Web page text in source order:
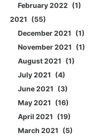
February 2022
1
2021
55
December 2021
1
November 2021
1
August 2021
1
July 2021
4
June 2021
3
May 2021
16
April 2021
19
March 2021
5